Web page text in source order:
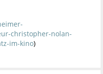
christopher-nolan-
im-kino)